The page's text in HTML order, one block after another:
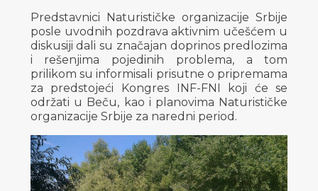
Predstavnici Naturističke organizacije Srbije
posle uvodnih pozdrava aktivnim učešćem u
diskusiji dali su značajan doprinos predlozima
i rešenjima pojedinih problema, a tom
prilikom su informisali prisutne o pripremama
za predstojeći Kongres INF-FNI koji će se
održati u Beču, kao i planovima Naturističke
organizacije Srbije za naredni period.